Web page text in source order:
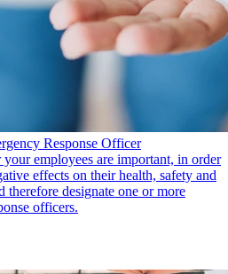
Response Officer
employees are important, in order
effects on their health, safety and
designate one or more
officers.